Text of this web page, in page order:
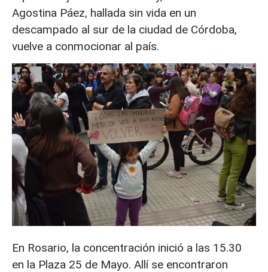
Agostina Páez, hallada sin vida en un
descampado al sur de la ciudad de Córdoba,
vuelve a conmocionar al país.
En Rosario, la concentración inició a las 15.30
en la Plaza 25 de Mayo. Allí se encontraron